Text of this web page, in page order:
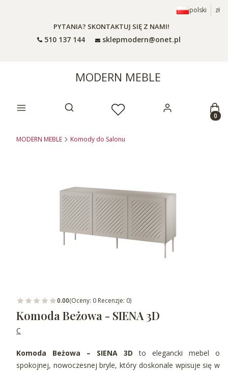
polski zł
PYTANIA? SKONTAKTUJ SIĘ Z NAMI!
510 137 144 sklepmodern@onet.pl
MODERN MEBLE
Otwórz wyszukiwarkę
MODERN MEBLE Komody do Salonu
0.00(Oceny: 0 Recenzje: 0)
Komoda Beżowa - SIENA 3D
C
Komoda Beżowa – SIENA 3D to elegancki mebel o
spokojnej, nowoczesnej bryle, który doskonale wpisuje się w